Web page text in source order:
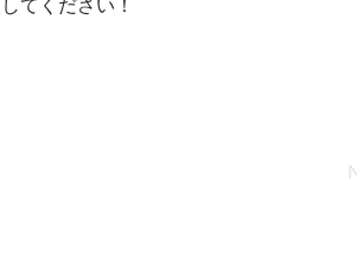
てください！